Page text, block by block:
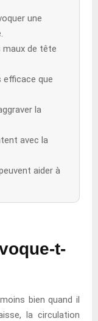
une
maux de tête
efficace que
la
avec la
aider à
t-
bien quand il
la circulation